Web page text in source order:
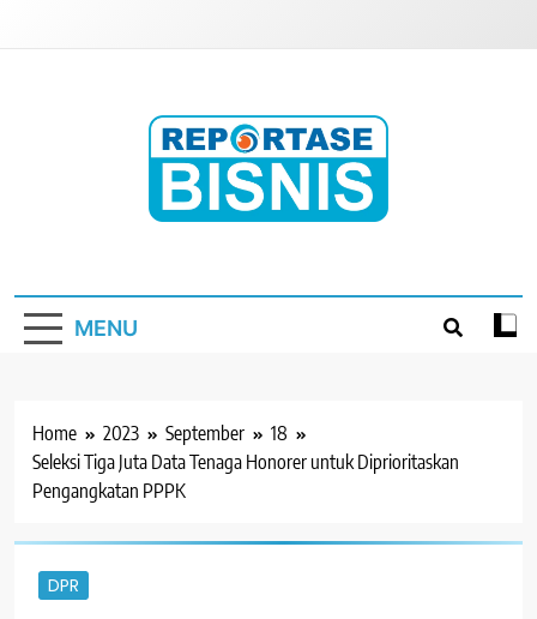
MENU
Home 2023 September
18
Seleksi Tiga Juta Data Tenaga Honorer untuk Diprioritaskan
Pengangkatan PPPK
DPR